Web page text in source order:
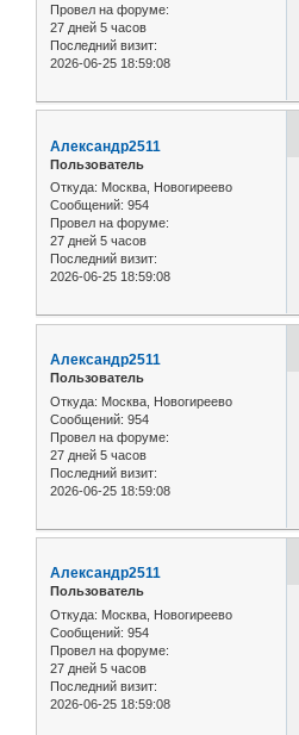
Провел на форуме:
27 дней 5 часов
Последний визит:
2026-06-25 18:59:08
Александр2511
Пользователь
Откуда: Москва, Новогиреево
Сообщений: 954
Провел на форуме:
27 дней 5 часов
Последний визит:
2026-06-25 18:59:08
Александр2511
Пользователь
Откуда: Москва, Новогиреево
Сообщений: 954
Провел на форуме:
27 дней 5 часов
Последний визит:
2026-06-25 18:59:08
Александр2511
Пользователь
Откуда: Москва, Новогиреево
Сообщений: 954
Провел на форуме:
27 дней 5 часов
Последний визит:
2026-06-25 18:59:08